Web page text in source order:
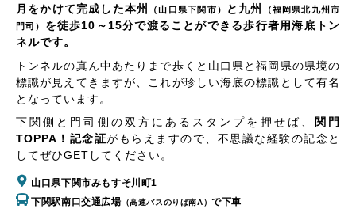
月をかけて完成した本州
（山口県下関市） と九州
（福岡県北九州市
門司）
を徒歩10～15分で渡ることができる歩行者用海底トン
ネルです。
トンネルの真ん中あたりまで歩くと山口県と福岡県の県境の
標識が見えてきますが、これが珍しい海底の標識として有名
となっています。
下関側と門司側の双方にあるスタンプを押せば、
関門
TOPPA！記念証がもらえますので、不思議な経験の記念と
してぜひGETしてください。
山口県下関市みもすそ川町1
下関駅南口交通広場 （高速バスのりば南A）で下車